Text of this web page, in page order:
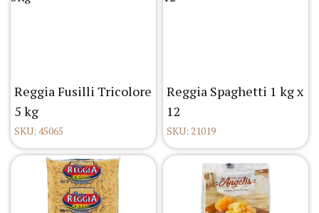
Reggia Fusilli Tricolore
5 kg
SKU: 45065
Reggia Spaghetti 1 kg x
12
SKU: 21019